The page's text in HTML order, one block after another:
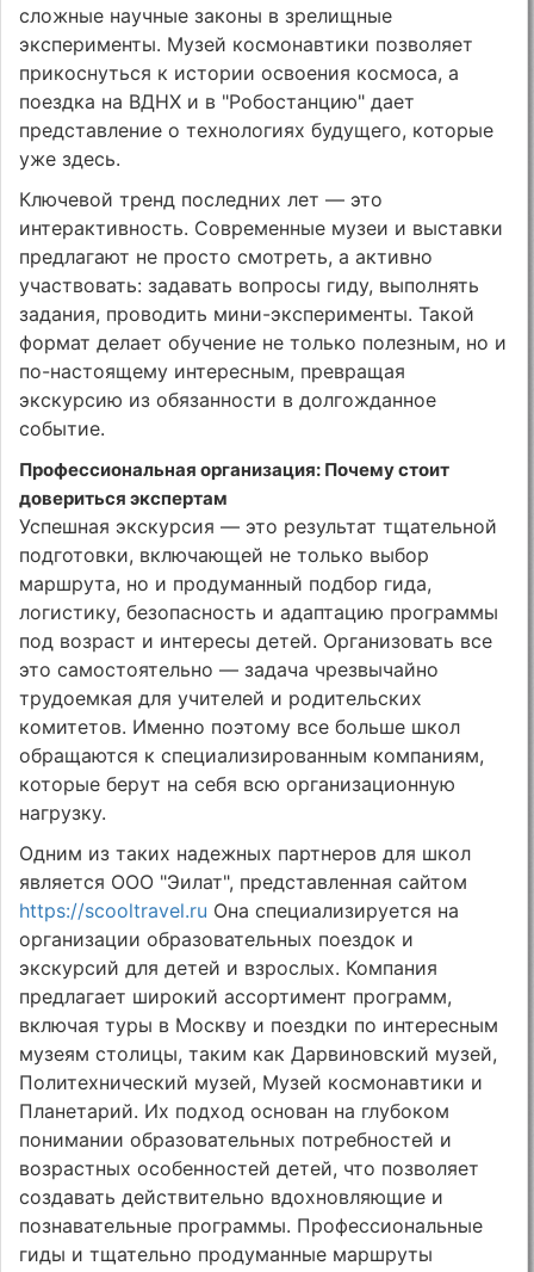
сложные научные законы в зрелищные
эксперименты. Музей космонавтики позволяет
прикоснуться к истории освоения космоса, а
поездка на ВДНХ и в "Робостанцию" дает
представление о технологиях будущего, которые
уже здесь.
Ключевой тренд последних лет — это
интерактивность. Современные музеи и выставки
предлагают не просто смотреть, а активно
участвовать: задавать вопросы гиду, выполнять
задания, проводить мини-эксперименты. Такой
формат делает обучение не только полезным, но и
по-настоящему интересным, превращая
экскурсию из обязанности в долгожданное
событие.
Профессиональная организация: Почему стоит
довериться экспертам
Успешная экскурсия — это результат тщательной
подготовки, включающей не только выбор
маршрута, но и продуманный подбор гида,
логистику, безопасность и адаптацию программы
под возраст и интересы детей. Организовать все
это самостоятельно — задача чрезвычайно
трудоемкая для учителей и родительских
комитетов. Именно поэтому все больше школ
обращаются к специализированным компаниям,
которые берут на себя всю организационную
нагрузку.
Одним из таких надежных партнеров для школ
является ООО "Эилат", представленная сайтом
https://scooltravel.ru Она специализируется на
организации образовательных поездок и
экскурсий для детей и взрослых. Компания
предлагает широкий ассортимент программ,
включая туры в Москву и поездки по интересным
музеям столицы, таким как Дарвиновский музей,
Политехнический музей, Музей космонавтики и
Планетарий. Их подход основан на глубоком
понимании образовательных потребностей и
возрастных особенностей детей, что позволяет
создавать действительно вдохновляющие и
познавательные программы. Профессиональные
гиды и тщательно продуманные маршруты